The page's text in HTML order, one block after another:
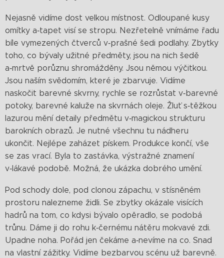
Nejasně vidíme dost velkou místnost. Odloupané kusy
omítky a‑tapet visí se stropu. Nezřetelně vnímáme řadu
bíle vymezených čtverců v‑prašné šedi podlahy. Zbytky
toho, co bývaly užitné předměty, jsou na nich šedě
a‑mrtvě porůznu shromážděny. Jsou němou výčitkou.
Jsou naším svědomím, které je zbarvuje. Vidíme
naskočit barevné skvrny, rychle se rozrůstat v‑barevné
potoky, barevné kaluže na skvrnách oleje. Žluť s‑těžkou
lazurou mění detaily předmětu v‑magickou strukturu
barokních obrazů. Je nutné všechnu tu nádheru
ukončit. Nejlépe zaházet pískem. Produkce končí, vše
se zas vrací. Byla to zastávka, výstražné znamení
v‑lákavé podobě. Možná, že ukázka dobrého umění.
Pod schody dole, pod clonou zápachu, v stísněném
prostoru nalezneme židli. Se zbytky okázale visících
hadrů na tom, co kdysi bývalo opěradlo, se podobá
trůnu. Dáme ji do rohu k‑černému nátěru mokvavé zdi.
Upadne noha. Pořád jen čekáme a‑nevíme na co. Snad
na vlastní zážitky. Vidíme bezbarvou scénu už barevně.